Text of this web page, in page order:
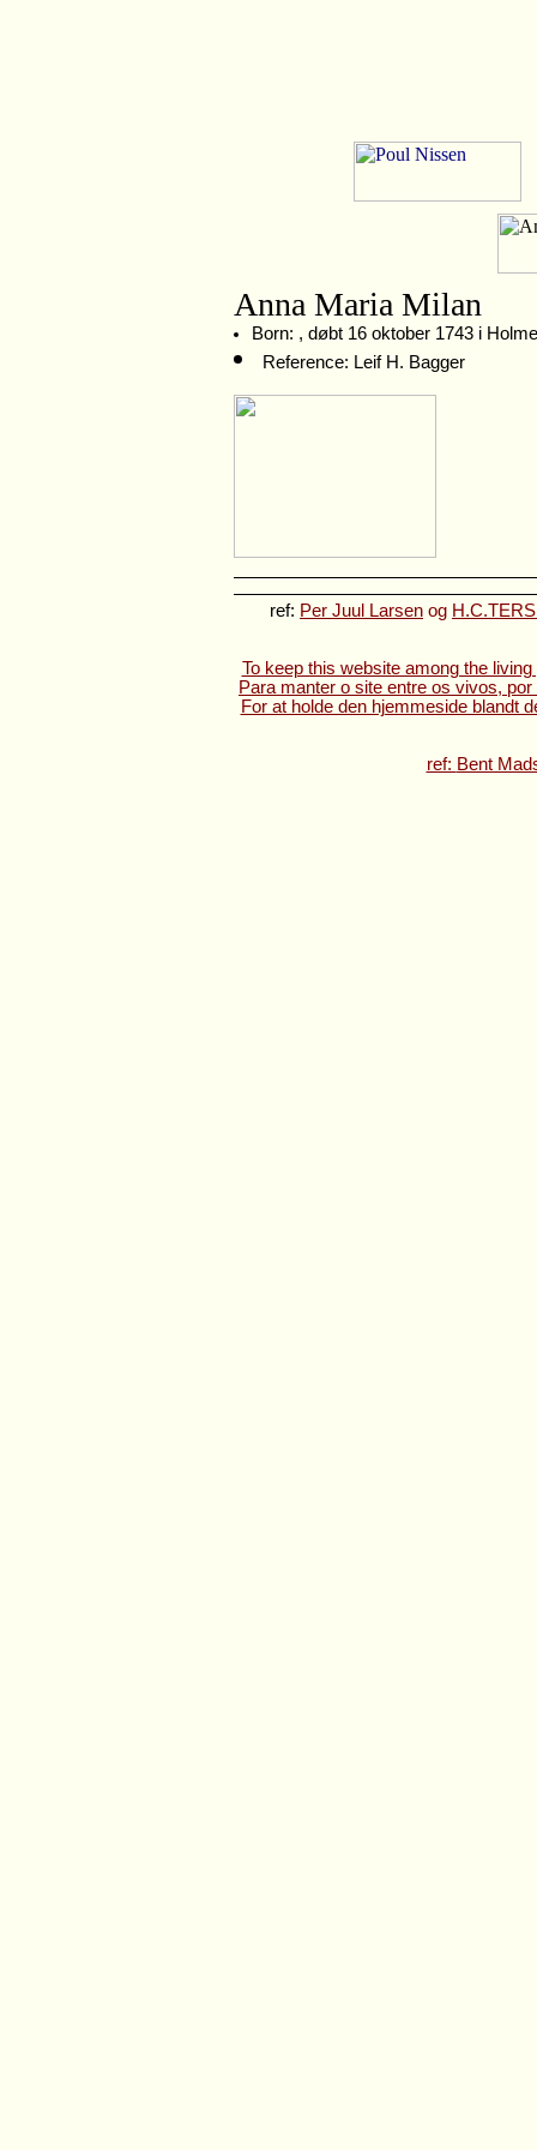
Anna Maria Milan
Born: , døbt 16 oktober 1743 i
Reference: Leif H. Bagger
ref: Per Juul Larsen og
To keep this website among the
Para manter o site entre os vivos,
For at holde den hjemmeside blandt
ref: Bent